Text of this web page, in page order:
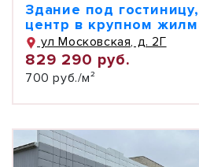
Здание под
центр в крупном
ул Московская, д. 2Г
829 290 руб.
700 руб./м²